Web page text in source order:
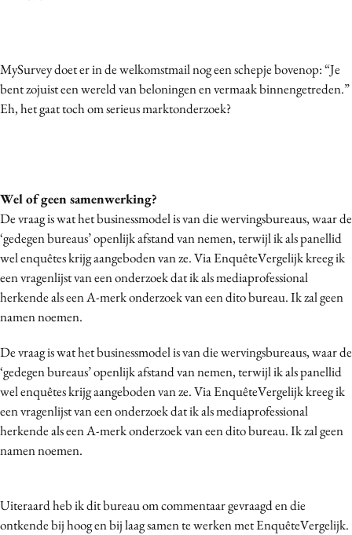
MySurvey doet er in de welkomstmail nog een schepje bovenop: “Je
bent zojuist een wereld van beloningen en vermaak binnengetreden.”
Eh, het gaat toch om serieus marktonderzoek?
Wel of geen samenwerking?
De vraag is wat het businessmodel is van die wervingsbureaus, waar de
‘gedegen bureaus’ openlijk afstand van nemen, terwijl ik als panellid
wel enquêtes krijg aangeboden van ze. Via EnquêteVergelijk kreeg ik
een vragenlijst van een onderzoek dat ik als mediaprofessional
herkende als een A-merk onderzoek van een dito bureau. Ik zal geen
namen noemen.
De vraag is wat het businessmodel is van die wervingsbureaus, waar de
‘gedegen bureaus’ openlijk afstand van nemen, terwijl ik als panellid
wel enquêtes krijg aangeboden van ze. Via EnquêteVergelijk kreeg ik
een vragenlijst van een onderzoek dat ik als mediaprofessional
herkende als een A-merk onderzoek van een dito bureau. Ik zal geen
namen noemen.
Uiteraard heb ik dit bureau om commentaar gevraagd en die
ontkende bij hoog en bij laag samen te werken met EnquêteVergelijk.